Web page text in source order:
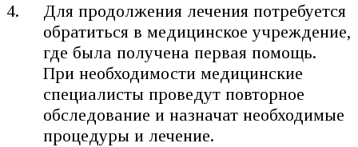
Для продолжения лечения потребуется
обратиться в медицинское учреждение,
где была получена первая помощь.
При необходимости медицинские
специалисты проведут повторное
обследование и назначат необходимые
процедуры и лечение.